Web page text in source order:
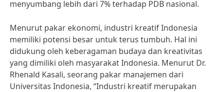
menyumbang lebih dari 7% terhadap PDB nasional.
Menurut pakar ekonomi, industri kreatif Indonesia
memiliki potensi besar untuk terus tumbuh. Hal ini
didukung oleh keberagaman budaya dan kreativitas
yang dimiliki oleh masyarakat Indonesia. Menurut Dr.
Rhenald Kasali, seorang pakar manajemen dari
Universitas Indonesia, “Industri kreatif merupakan